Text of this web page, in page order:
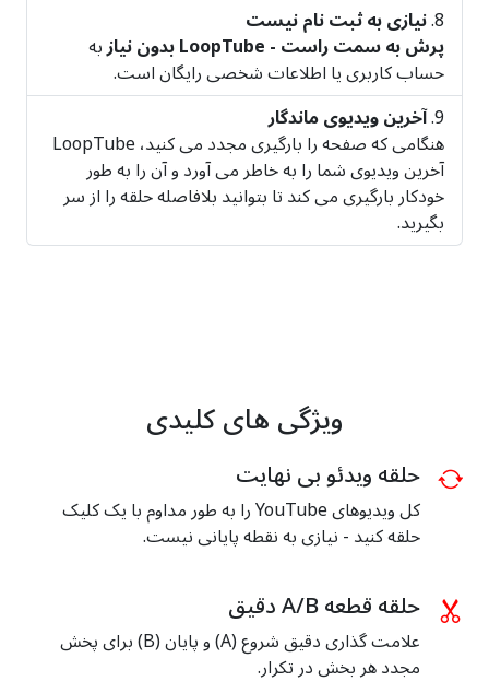
نیازی به ثبت نام نیست
پرش به سمت راست - LoopTube بدون نیاز به
حساب کاربری یا اطلاعات شخصی رایگان است.
آخرین ویدیوی ماندگار
هنگامی که صفحه را بارگیری مجدد می کنید، LoopTube
آخرین ویدیوی شما را به خاطر می آورد و آن را به طور
خودکار بارگیری می کند تا بتوانید بلافاصله حلقه را از سر
بگیرید.
ویژگی های کلیدی
حلقه ویدئو بی نهایت
کل ویدیوهای YouTube را به طور مداوم با یک کلیک
حلقه کنید - نیازی به نقطه پایانی نیست.
حلقه قطعه A/B دقیق
علامت گذاری دقیق شروع (A) و پایان (B) برای پخش
مجدد هر بخش در تکرار.